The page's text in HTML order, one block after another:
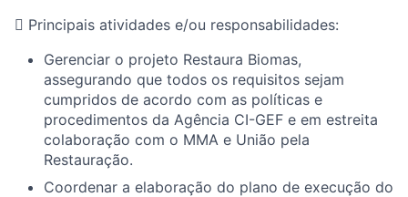
 Principais atividades e/ou responsabilidades:
Gerenciar o projeto Restaura Biomas,
assegurando que todos os requisitos sejam
cumpridos de acordo com as políticas e
procedimentos da Agência CI-GEF e em estreita
colaboração com o MMA e União pela
Restauração.
Coordenar a elaboração do plano de execução do